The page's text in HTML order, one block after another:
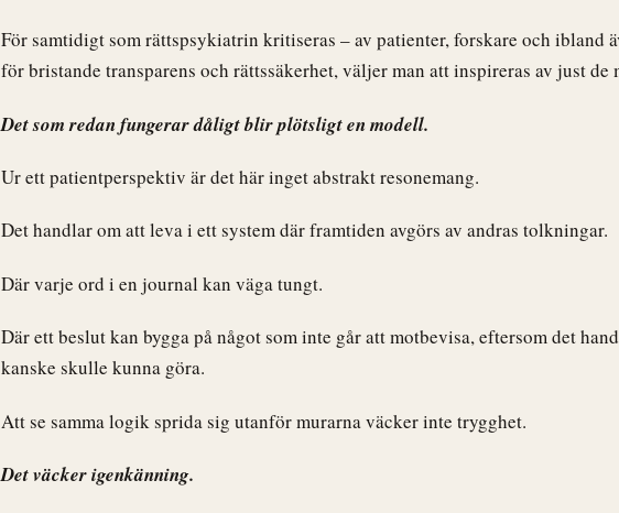
För samtidigt som rättspsykiatrin kritiseras – av patienter, forskare och ibland
för bristande transparens och rättssäkerhet, väljer man att inspireras av just de
Det som redan fungerar dåligt blir plötsligt en modell.
Ur ett patientperspektiv är det här inget abstrakt resonemang.
Det handlar om att leva i ett system där framtiden avgörs av andras tolkningar.
Där varje ord i en journal kan väga tungt.
Där ett beslut kan bygga på något som inte går att motbevisa, eftersom det
kanske skulle kunna göra.
Att se samma logik sprida sig utanför murarna väcker inte trygghet.
Det väcker igenkänning.